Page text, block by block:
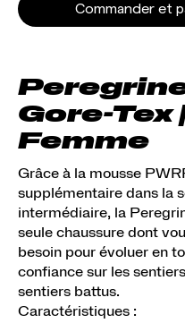
Commander et
Gore-Tex
Femme
Grâce à la mousse
supplémentaire dans la
intermédiaire, la
seule chaussure dont
besoin pour évoluer en
confiance sur les
sentiers battus.
Caractéristiques :